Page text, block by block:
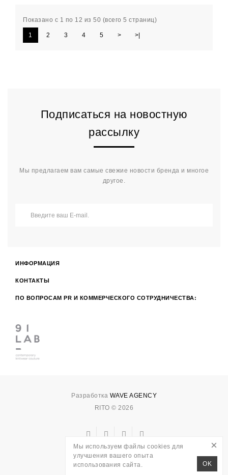
Показано с 1 по 12 из 50 (всего 5 страниц)
1 2 3 4 5 > >|
Подписаться на новостную
рассылку
Мы предлагаем вам самые свежие новости бренда и многое
другое.
ИНФОРМАЦИЯ
КОНТАКТЫ
ПО ВОПРОСАМ PR И КОММЕРЧЕСКОГО СОТРУДНИЧЕСТВА:
Разработка WAVE AGENCY
RITO © 2026
Мы используем файлы cookies для
улучшения вашего опыта
использования сайта.
OK
×